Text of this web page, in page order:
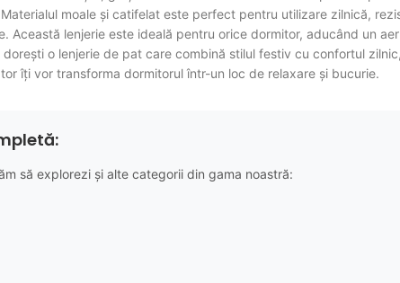
moale și catifelat este perfect pentru utilizare zilnică,
lenjerie este ideală pentru orice dormitor, aducând un
o lenjerie de pat care combină stilul festiv cu confortul
îți vor transforma dormitorul într-un loc de relaxare și bucurie.
să explorezi și alte categorii din gama noastră: